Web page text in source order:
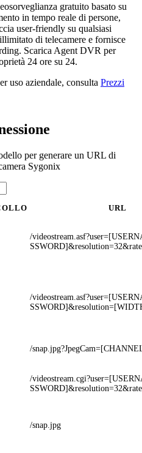
gratuito basato su
in tempo reale di persone,
user-friendly su qualsiasi
di telecamere e fornisce
Scarica Agent DVR per
24 ore su 24.
uso aziendale, consulta Prezzi
per generare un URL di
Sygonix
URL
/
/
/
/
/snap.jpg